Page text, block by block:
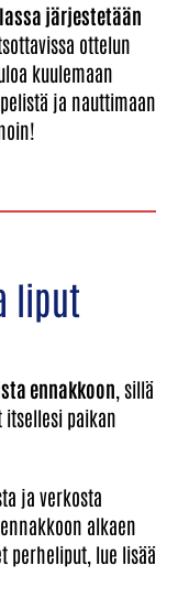
järjestetään
ottelun
kuulemaan
ja nauttimaan
liput
ennakkoon , sillä
paikan
ja verkosta
ennakkoon alkaen
perheliput, lue lisää